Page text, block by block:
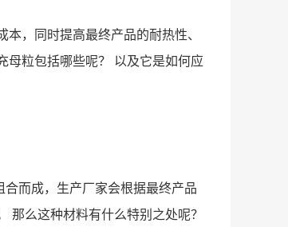
，同时提高最终产品的耐热性、
母粒包括哪些呢？ 以及它是如何应
而成，生产厂家会根据最终产品
那么这种材料有什么特别之处呢？